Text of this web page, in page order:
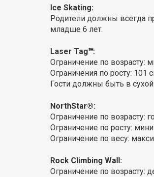
Ice Skating:
Родители должны всегда
младше 6 лет.
Laser Tag℠:
Ограничение по возрасту:
Ограничения по росту:
Гости должны быть в
NorthStar®:
Ограничение по возрасту:
Ограничение по росту:
Ограничение по весу:
Rock Climbing Wall:
Ограничение по возрасту: